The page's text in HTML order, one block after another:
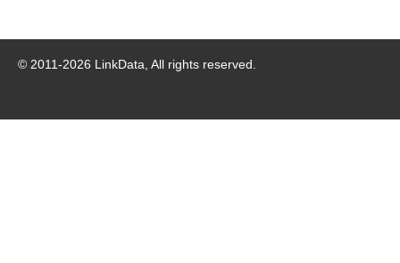
© 2011-2026 LinkData, All rights reserved.